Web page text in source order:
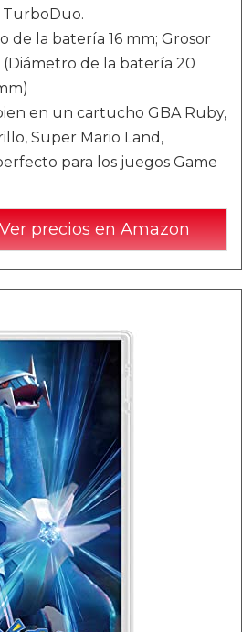
TurboDuo.
de la batería 16 mm; Grosor
(Diámetro de la batería 20
en un cartucho GBA Ruby,
Super Mario Land,
para los juegos Game
precios en Amazon